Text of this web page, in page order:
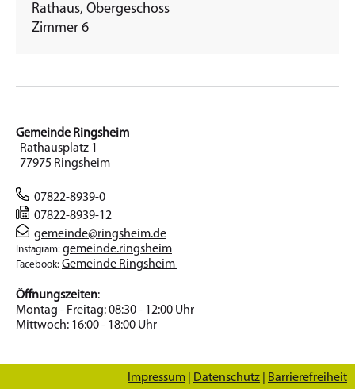
Rathaus, Obergeschoss
Zimmer 6
Gemeinde Ringsheim
Rathausplatz 1
77975 Ringsheim
07822-8939-0
07822-8939-12
gemeinde@ringsheim.de
Instagram: gemeinde.ringsheim
Facebook: Gemeinde Ringsheim
Öffnungszeiten:
Montag - Freitag: 08:30 - 12:00 Uhr
Mittwoch: 16:00 - 18:00 Uhr
Impressum Datenschutz Barrierefreiheit